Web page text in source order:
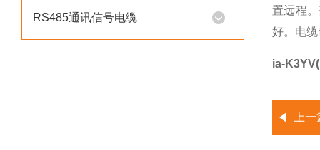
RS485通讯信号电缆
置远程
好。电
ia-
上